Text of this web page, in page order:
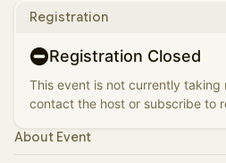
Registration
Registration Closed
This event is not currently taking
contact the host or subscribe to
About Event